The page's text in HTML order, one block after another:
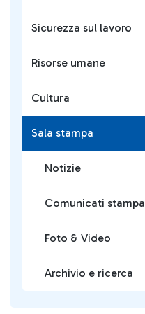
Sicurezza sul lavoro
Risorse umane
Cultura
Sala stampa
Notizie
Comunicati stampa
Foto & Video
Archivio e ricerca